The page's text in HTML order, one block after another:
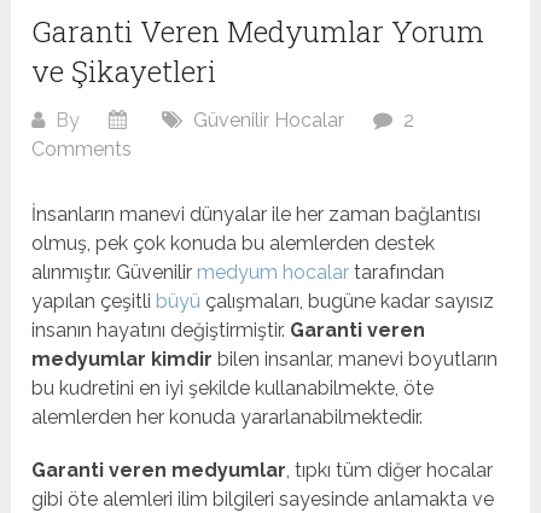
Garanti Veren Medyumlar Yorum
ve Şikayetleri
By Güvenilir Hocalar
2
Comments
İnsanların manevi dünyalar ile her zaman bağlantısı
olmuş, pek çok konuda bu alemlerden destek
alınmıştır. Güvenilir medyum hocalar tarafından
yapılan çeşitli büyü çalışmaları, bugüne kadar sayısız
insanın hayatını değiştirmiştir. Garanti veren
medyumlar kimdir bilen insanlar, manevi boyutların
bu kudretini en iyi şekilde kullanabilmekte, öte
alemlerden her konuda yararlanabilmektedir.
Garanti veren medyumlar, tıpkı tüm diğer hocalar
gibi öte alemleri ilim bilgileri sayesinde anlamakta ve